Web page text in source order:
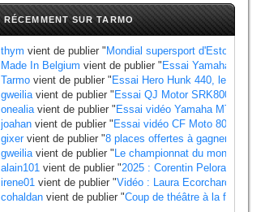
RÉCEMMENT SUR TARMO
thym vient de publier " Mondial supersport d'Estoril :
Made In Belgium vient de publier " Essai Yamaha
Tarmo vient de publier " Essai Hero Hunk 440, les points
gweiliavient de publier " Essai QJ Motor SRK800, les
onealiavient de publier " Essai vidéo Yamaha MT 07
joahan vient de publier " Essai vidéo CF Moto 800 MT X
gixervient de publier "8 places offertes à gagner pour le
gweiliavient de publier " Le championnat du monde
alain101 vient de publier "2025 : Corentin Pelorari sous
irene01 vient de publier "Vidéo : Laura Ecorchard
cohaldan vient de publier "Coup de théâtre à la finale